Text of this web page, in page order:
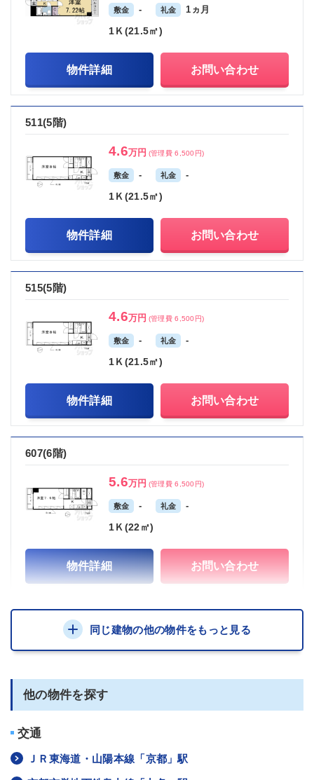
敷金 - 礼金 1ヵ月
1Ｋ(21.5㎡)
物件詳細 お問い合わせ
511(5階)
4.6万円 (管理費 6,500円)
敷金 - 礼金 -
1Ｋ(21.5㎡)
物件詳細 お問い合わせ
515(5階)
4.6万円 (管理費 6,500円)
敷金 - 礼金 -
1Ｋ(21.5㎡)
物件詳細 お問い合わせ
607(6階)
5.6万円 (管理費 6,500円)
敷金 - 礼金 -
1Ｋ(22㎡)
物件詳細 お問い合わせ
同じ建物の他の物件をもっと見る
他の物件を探す
交通
ＪＲ東海道・山陽本線「京都」駅